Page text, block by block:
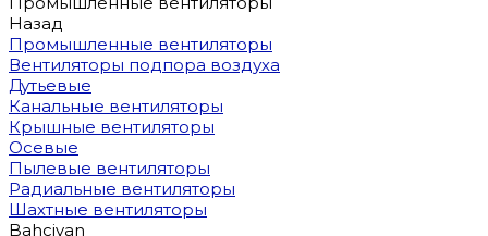
Назад
Промышленные вентиляторы
Вентиляторы подпора воздуха
Дутьевые
Канальные вентиляторы
Крышные вентиляторы
Осевые
Пылевые вентиляторы
Радиальные вентиляторы
Шахтные вентиляторы
Bahcivan